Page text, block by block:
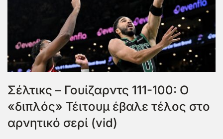
Σέλτικς – Γουίζαρντς 111-100: Ο
«διπλός» Τέιτουμ έβαλε τέλος στο
αρνητικό σερί (vid)